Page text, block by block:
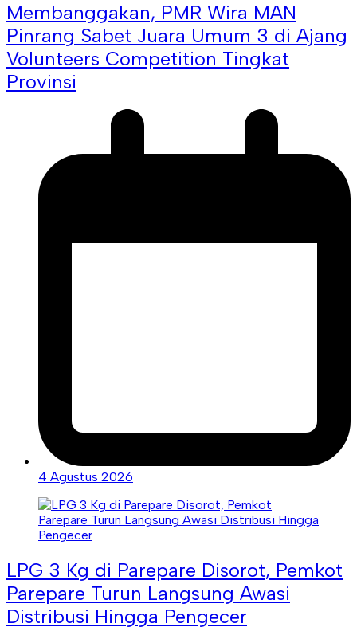
Membanggakan, PMR Wira MAN
Pinrang Sabet Juara Umum 3 di Ajang
Volunteers Competition Tingkat
Provinsi
4 Agustus 2026
LPG 3 Kg di Parepare Disorot, Pemkot
Parepare Turun Langsung Awasi
Distribusi Hingga Pengecer